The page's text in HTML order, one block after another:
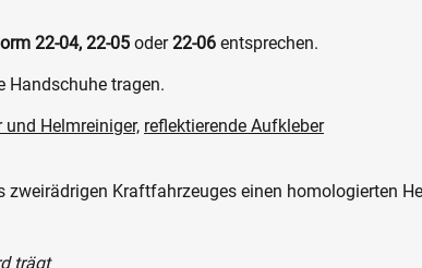
22-04, 22-05 oder22-06 entsprechen.
Handschuhe tragen.
und Helmreiniger, reflektierende Aufkleber
Kraftfahrzeuges einen homologierten
trägt